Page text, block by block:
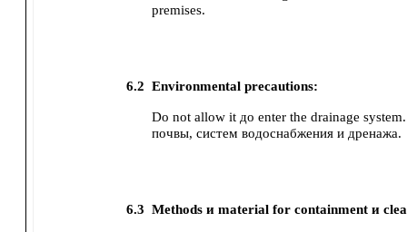
premises.
6.2 Environmental precautions:
Do not allow it до enter the drainage system.
почвы, систем водоснабжения и дренажа.
6.3 Methods и material for containment и